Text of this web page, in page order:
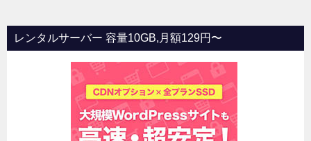
レンタルサーバー 容量10GB,月額129円〜